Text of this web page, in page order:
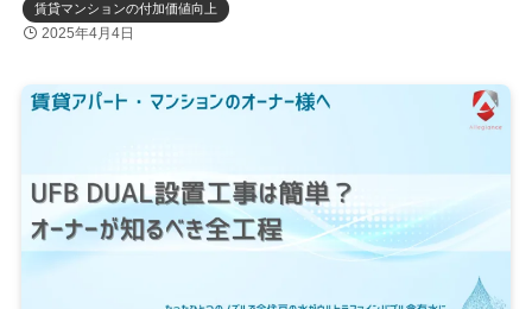
賃貸マンションの付加価値向上
2025年4月4日